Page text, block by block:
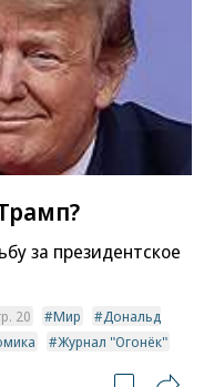
за президентское
20 Мир
Дональд
Журнал "Огонёк"